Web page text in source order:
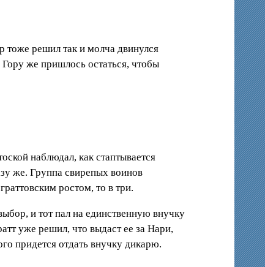
решил так и молча двинулся
же пришлось остаться, чтобы
наблюдал, как стаптывается
же. Группа свирепых воинов
ростом, то в три.
и тот пал на единственную внучку
уже решил, что выдаст ее за Нари,
придется отдать внучку дикарю.